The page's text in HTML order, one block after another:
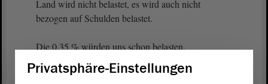
Land wird nicht belastet, es wird auch nicht
bezogen auf Schulden belastet.
Die 0,35 % würden uns schon belasten.
(Guido Kosmehl, FDP: Aber hallo!)
Privatsphäre-Einstellungen